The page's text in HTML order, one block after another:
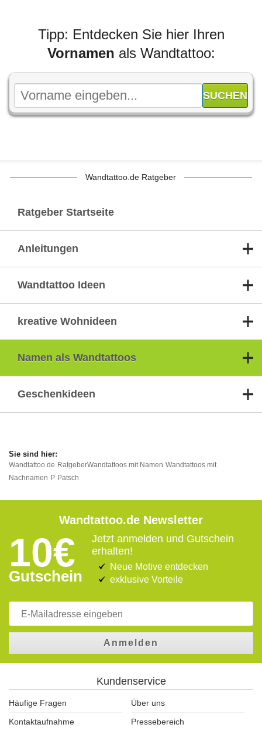
Tipp: Entdecken Sie hier Ihren
Vornamen als Wandtattoo:
Wandtattoo.de Ratgeber
Ratgeber Startseite
Anleitungen
Wandtattoo Ideen
kreative Wohnideen
Namen als Wandtattoos
Geschenkideen
Wandtattoo.de RatgeberWandtattoos mit Namen Wandtattoos mit
Nachnamen P Patsch
Wandtattoo.de Newsletter
10€
Gutschein
Jetzt anmelden und Gutschein
erhalten!
Neue Motive entdecken
exklusive Vorteile
Anmelden
Kundenservice
Häufige Fragen
Über uns
Kontaktaufnahme
Pressebereich